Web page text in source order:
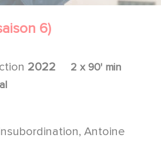
6)
2022
2 x 90' min
Antoine